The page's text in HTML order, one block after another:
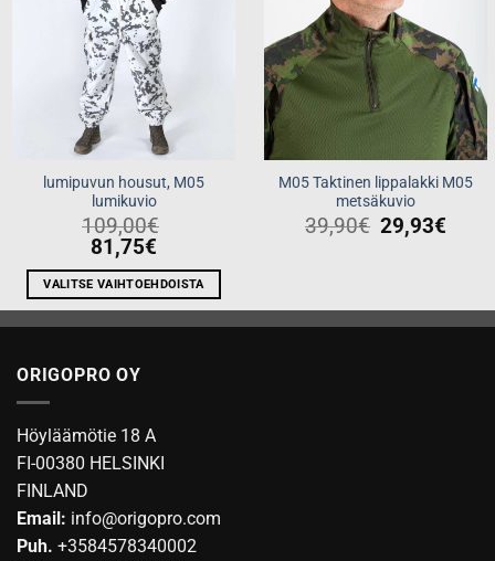
lumipuvun housut, M05
lumikuvio
109,00€
81,75€
VALITSE VAIHTOEHDOISTA
Tällä
tuotteella
useampi
Voit
valinnat
sivulla.
M05 Taktinen lippalakki M05
metsäkuvio
39,90€ 29,93€
ORIGOPRO OY
Höyläämötie 18 A
FI-00380 HELSINKI
FINLAND
Email: info@origopro.com
Puh. +3584578340002